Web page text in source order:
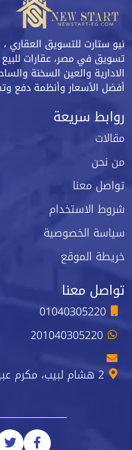
نيو ستارت للتسويق العقاري
تسويق في مصر، عقارات
الادارية والعين السخنة
أفضل الأسعار وأنظمة دفع
روابط سريعة
مقالات
من نحن
تواصل معنا
شروط الاستخدام
سياسة الخصوصية
خريطة الموقع
تواصل معنا
01040305220
201040305220
2 هشام لبيب، مكرم عبيد، مدينة نصر